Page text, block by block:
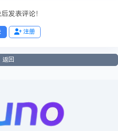
入！
人觉得很赞────
发表评论！
注册
返回